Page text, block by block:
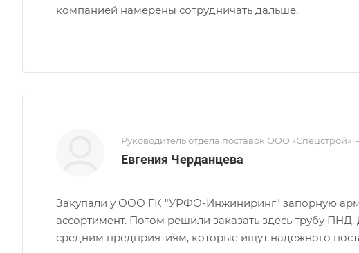
компанией намерены сотрудничать дальше.
Руководитель отдела поставок ООО «Спецстрой»
Евгения Черданцева
Закупали у ООО ГК "УРФО-Инжиниринг" запорную
ассортимент. Потом решили заказать здесь трубу
средним предприятиям, которые ищут надежного